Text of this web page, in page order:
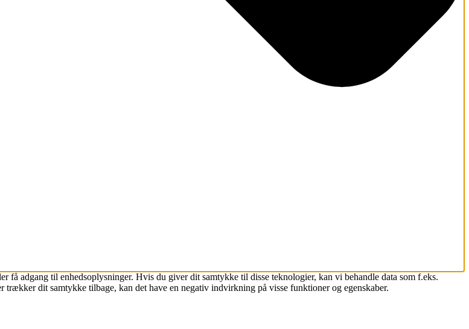
få adgang til enhedsoplysninger. Hvis du giver dit samtykke til disse teknologier, kan vi behandle data som f.eks.
dit samtykke tilbage, kan det have en negativ indvirkning på visse funktioner og egenskaber.